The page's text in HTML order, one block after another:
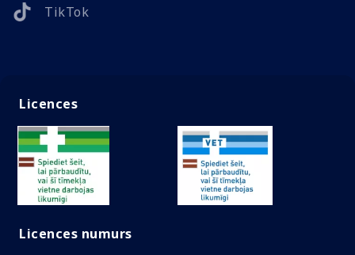
TikTok
Licences
Licences numurs